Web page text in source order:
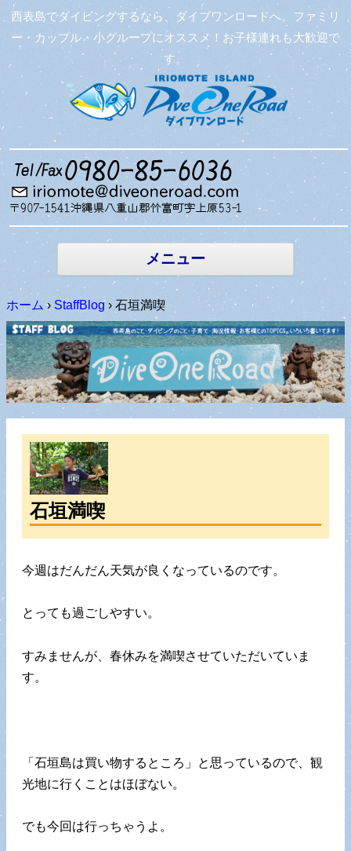
西表島でダイビングするなら、ダイブワンロードへ。ファミリ
ー・カップル・小グループにオススメ！お子様連れも大歓迎で
す。
メニュー
コンテン
ホーム › StaffBlog › 石垣満喫
石垣満喫
今週はだんだん天気が良くなっているのです。
とっても過ごしやすい。
すみませんが、春休みを満喫させていただいていま
す。
「石垣島は買い物するところ」と思っているので、観
光地に行くことはほぼない。
でも今回は行っちゃうよ。